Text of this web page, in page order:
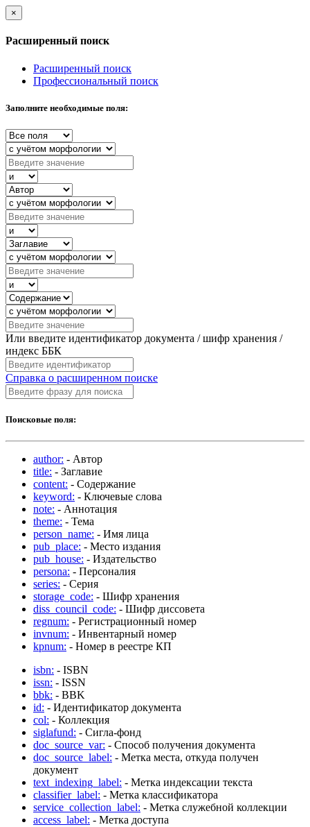
×
Расширенный поиск
Расширенный поиск
Профессиональный поиск
Заполните необходимые поля:
Или введите идентификатор документа / шифр хранения /
индекс ББК
Справка о расширенном поиске
Поисковые поля:
author: - Автор
title: - Заглавие
content: - Содержание
keyword: - Ключевые слова
note: - Аннотация
theme: - Тема
person_name: - Имя лица
pub_place: - Место издания
pub_house: - Издательство
persona: - Персоналия
series: - Серия
storage_code: - Шифр хранения
diss_council_code: - Шифр диссовета
regnum: - Регистрационный номер
invnum: - Инвентарный номер
kpnum: - Номер в реестре КП
isbn: - ISBN
issn: - ISSN
bbk: - BBK
id: - Идентификатор документа
col: - Коллекция
siglafund: - Сигла-фонд
doc_source_var: - Способ получения документа
doc_source_label: - Метка места, откуда получен
документ
text_indexing_label: - Метка индексации текста
classifier_label: - Метка классификатора
service_collection_label: - Метка служебной коллекции
access_label: - Метка доступа